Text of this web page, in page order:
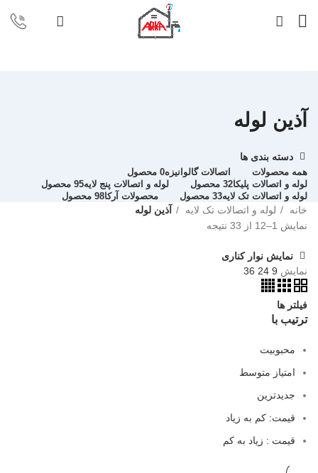
آذین لوله
دسته بندی ها
همه محصولات اتصالات گالوانیزه0 محصول
لوله و اتصالات پلیکا32 محصول لوله و اتصالات پنج لایه95 محصول
لوله و اتصالات تک لایه33 محصول محصولات آرکا98 محصول
خانه لوله و اتصالات تک لایه
آذین لوله
نمایش 1–12 از 33 نتیجه
نمایش نوار کناری
نمایش 9
24
36
فیلتر ها
ترتیب با
محبوبیت
امتیاز متوسط
جدیدترین
قیمت: کم به زیاد
قیمت : زیاد به کم